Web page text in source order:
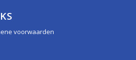
voorwaarden